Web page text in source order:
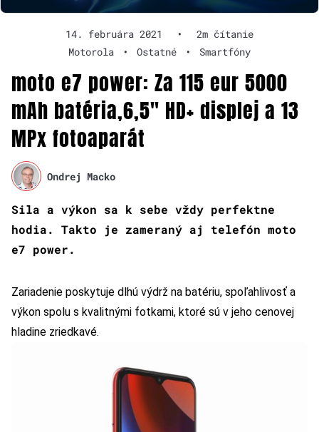
14. februára 2021 •
2m čítanie
Motorola
• Ostatné • Smartfóny
moto e7 power: Za 115 eur 5000
mAh batéria,6,5″ HD+ displej a 13
MPx fotoaparát
Ondrej Macko
Sila a výkon sa k sebe vždy perfektne
hodia. Takto je zameraný aj telefón moto
e7 power.
Zariadenie poskytuje dlhú výdrž na batériu, spoľahlivosť a
výkon spolu s kvalitnými fotkami, ktoré sú v jeho cenovej
hladine zriedkavé.